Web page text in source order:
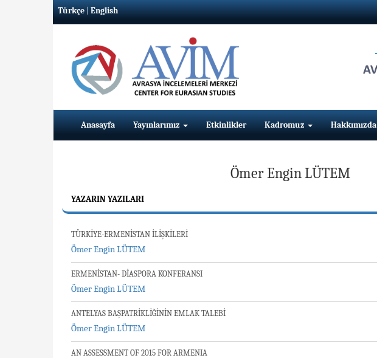
Türkçe|English
Anasayfa Yayınlarımız Etkinlikler Kadromuz Hakkımızda
Ömer Engin LÜTEM
YAZARIN YAZILARI
TÜRKİYE-ERMENİSTAN İLİŞKİLERİ
Ömer Engin LÜTEM
ERMENİSTAN- DİASPORA KONFERANSI
Ömer Engin LÜTEM
ANTELYAS BAŞPATRİKLİĞİNİN EMLAK TALEBİ
Ömer Engin LÜTEM
AN ASSESSMENT OF 2015 FOR ARMENIA